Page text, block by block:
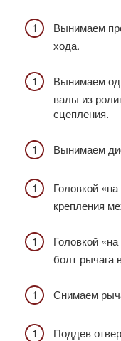
Вынимаем
хода.
Вынимаем
валы из
сцепления.
Вынимаем
Головкой
крепления
Головкой
болт рычага
Снимаем
Поддев